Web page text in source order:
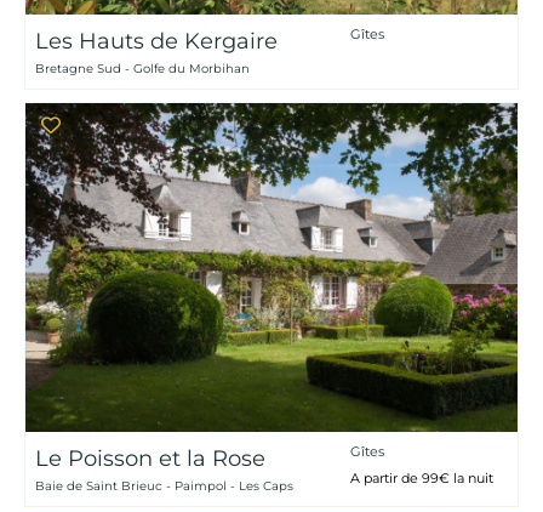
Les Hauts de Kergaire
Bretagne Sud - Golfe du Morbihan
Gîtes
Le Poisson et la Rose
Baie de Saint Brieuc - Paimpol - Les Caps
Gîtes
A partir de 99€ la nuit